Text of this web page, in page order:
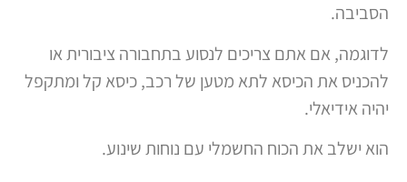
הסביבה.
לדוגמה, אם אתם צריכים לנסוע בתחבורה ציבורית או
להכניס את הכיסא לתא מטען של רכב, כיסא קל ומתקפל
יהיה אידיאלי.
הוא ישלב את הכוח החשמלי עם נוחות שינוע.